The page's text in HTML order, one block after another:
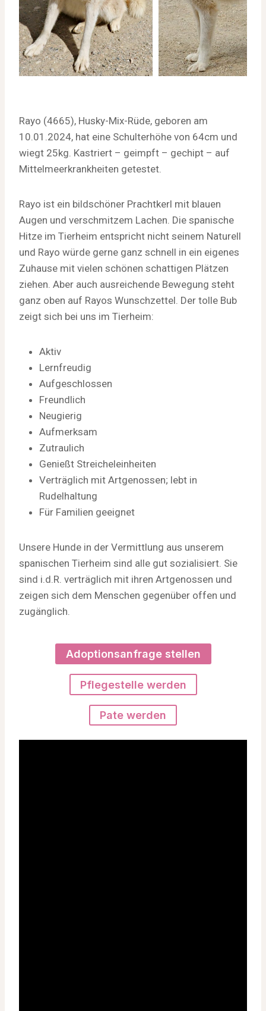
Rayo (4665), Husky-Mix-Rüde, geboren am
10.01.2024, hat eine Schulterhöhe von 64cm und
wiegt 25kg. Kastriert – geimpft – gechipt – auf
Mittelmeerkrankheiten getestet.
Rayo ist ein bildschöner Prachtkerl mit blauen
Augen und verschmitzem Lachen. Die spanische
Hitze im Tierheim entspricht nicht seinem Naturell
und Rayo würde gerne ganz schnell in ein eigenes
Zuhause mit vielen schönen schattigen Plätzen
ziehen. Aber auch ausreichende Bewegung steht
ganz oben auf Rayos Wunschzettel. Der tolle Bub
zeigt sich bei uns im Tierheim:
Aktiv
Lernfreudig
Aufgeschlossen
Freundlich
Neugierig
Aufmerksam
Zutraulich
Genießt Streicheleinheiten
Verträglich mit Artgenossen; lebt in
Rudelhaltung
Für Familien geeignet
Unsere Hunde in der Vermittlung aus unserem
spanischen Tierheim sind alle gut sozialisiert. Sie
sind i.d.R. verträglich mit ihren Artgenossen und
zeigen sich dem Menschen gegenüber offen und
zugänglich.
Adoptionsanfrage stellen
Pflegestelle werden
Pate werden